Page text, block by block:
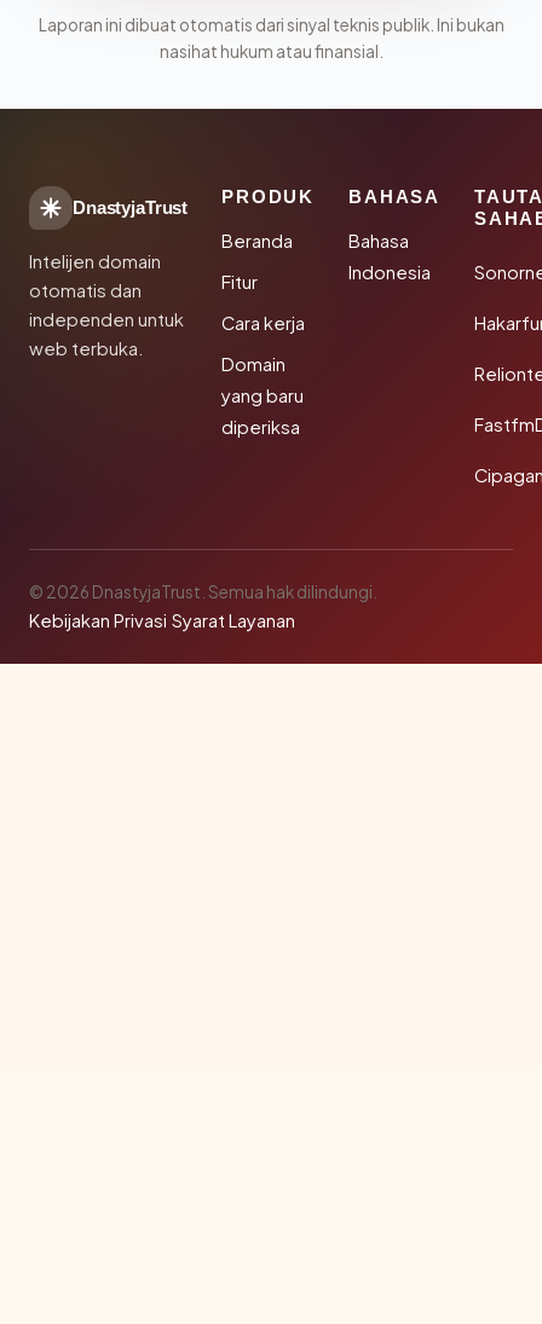
Laporan ini dibuat otomatis dari sinyal teknis publik. Ini bukan
nasihat hukum atau finansial.
DnastyjaTrust
Intelijen domain
otomatis dan
independen untuk
web terbuka.
PRODUK
Beranda
Fitur
Cara kerja
Domain
yang baru
diperiksa
BAHASA
Bahasa
Indonesia
© 2026 DnastyjaTrust. Semua hak dilindungi.
Kebijakan Privasi·Syarat Layanan